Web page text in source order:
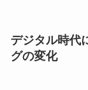
デジタル時代
グの変化